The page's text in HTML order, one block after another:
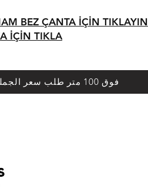
BEZ ÇANTA İÇİN TIKLAYIN:
İÇİN TIKLA
فوق 100 متر طلب سعر الجملة